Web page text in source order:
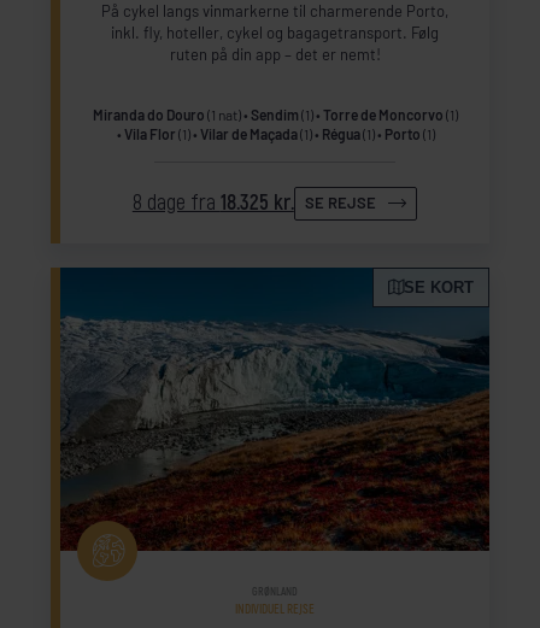
På cykel langs vinmarkerne til charmerende Porto,
inkl. fly, hoteller, cykel og bagagetransport. Følg
ruten på din app – det er nemt!
Miranda do Douro (1 nat) Sendim (1) Torre de Moncorvo (1)
Vila Flor (1) Vilar de Maçada(1) Régua(1) Porto (1)
8 dage fra 18.325 kr. SE REJSE
SE KORT
GRØNLAND
INDIVIDUEL REJSE